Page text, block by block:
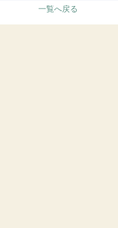
一覧へ戻る